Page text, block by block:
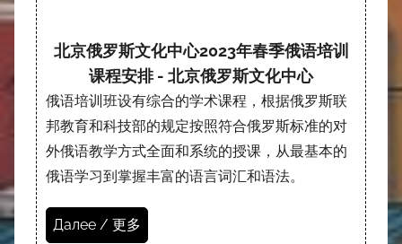
北京俄罗斯文化中心2023年春季俄语培训
课程安排 - 北京俄罗斯文化中心
俄语培训班设有综合的学术课程，根据俄罗斯联
邦教育和科技部的规定按照符合俄罗斯标准的对
外俄语教学方式全面和系统的授课，从最基本的
俄语学习到掌握丰富的语言词汇和语法。
Далее / 更多